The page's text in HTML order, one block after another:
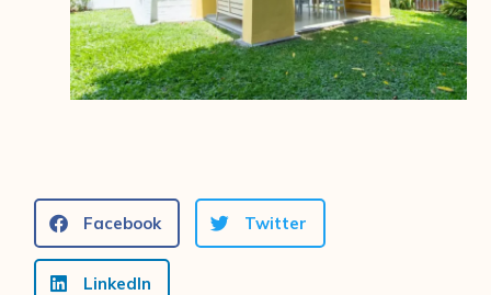
Facebook Twitter
LinkedIn